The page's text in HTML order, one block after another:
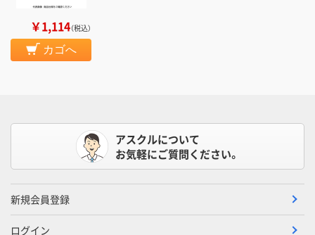
￥1,114（税込）
カゴへ
アスクルについて
お気軽にご質問ください。
新規会員登録
ログイン